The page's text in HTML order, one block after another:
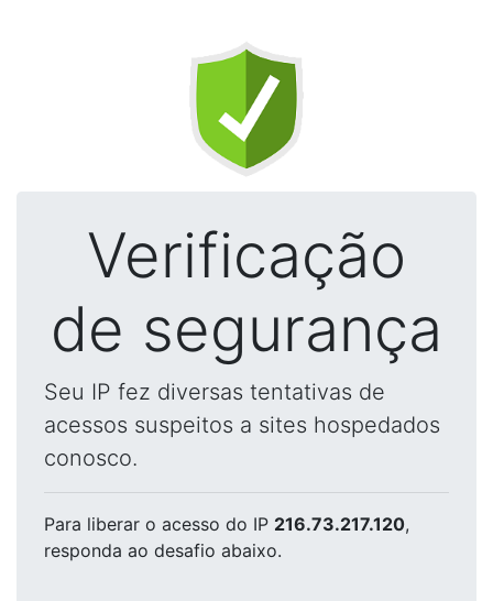
Verificação
de segurança
Seu IP fez diversas tentativas de
acessos suspeitos a sites hospedados
conosco.
Para liberar o acesso do IP 216.73.217.120,
responda ao desafio abaixo.